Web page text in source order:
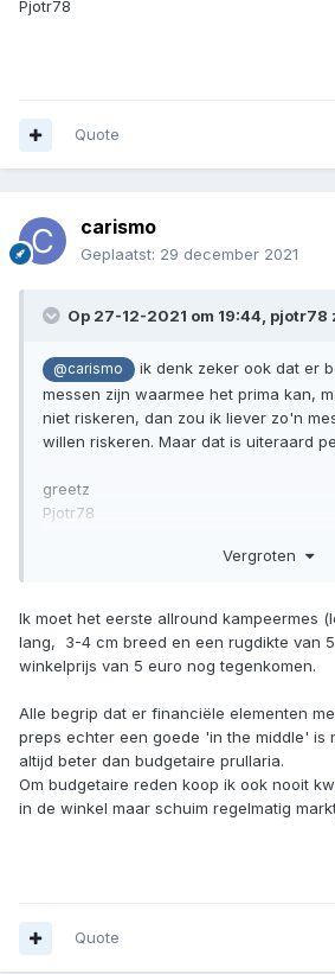
Pjotr78
Quote
carismo
Geplaatst: 29 december 2021
Op 27-12-2021 om 19:44, pjotr78
@carismo
ik denk zeker ook dat er
messen zijn waarmee het prima kan,
niet riskeren, dan zou ik liever zo'n
willen riskeren. Maar dat is uiteraard
greetz
Pjotr78
Vergroten
Ik moet het eerste allround kampeermes
lang, 3-4 cm breed en een rugdikte van
winkelprijs van 5 euro nog tegenkomen.
Alle begrip dat er financiële elementen
preps echter een goede 'in the middle' is
altijd beter dan budgetaire prullaria.
Om budgetaire reden koop ik ook nooit
in de winkel maar schuim regelmatig
Quote